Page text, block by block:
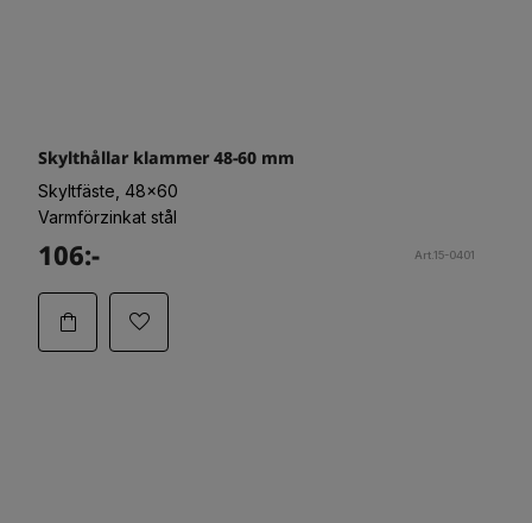
Skylthållar klammer 48-60 mm
Skyltfäste, 48x60
Varmförzinkat stål
106:- Art.15-0401